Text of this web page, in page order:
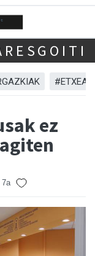
ez
7a